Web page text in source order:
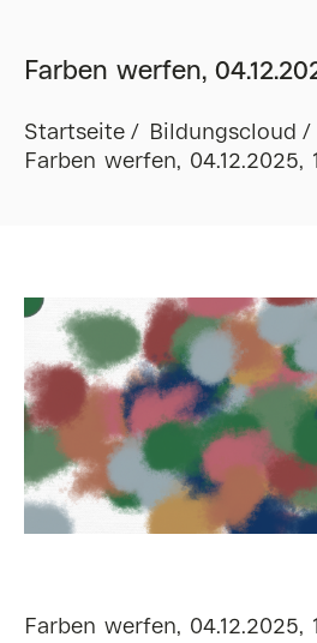
Farben werfen,
Startseite
Bildungscloud
Farben werfen, 04.12.2025,
Farben werfen, 04.12.2025,